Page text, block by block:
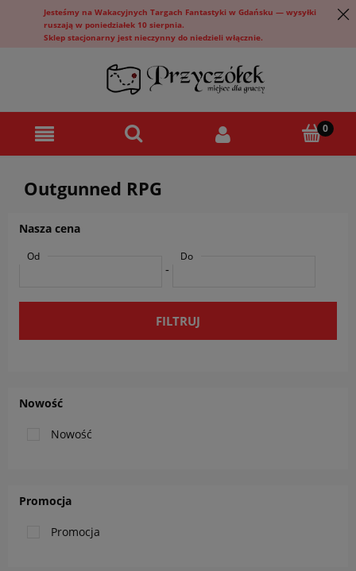
Jesteśmy na Wakacyjnych Targach Fantastyki w Gdańsku — wysyłki
ruszają w poniedziałek 10 sierpnia.
Sklep stacjonarny jest nieczynny do niedzieli włącznie.
Outgunned RPG
Nowość
Nowość
Promocja
Promocja
Nasza cena
Od
-
Do
FILTRUJ